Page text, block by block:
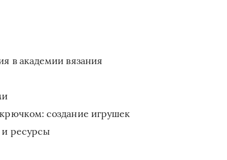
в академии вязания
создание игрушек
ресурсы